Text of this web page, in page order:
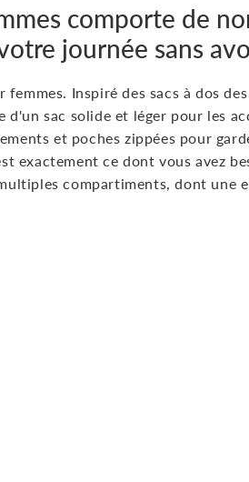
comporte de
journée sans
Inspiré des sacs à dos
d'un sac solide et léger pour les
et poches zippées pour
ce dont vous avez
compartiments, dont une